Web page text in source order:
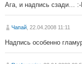
Ага, и надпиcь сзади… :-
Чапай , 22.04.2008 11:11
Надпись особенно